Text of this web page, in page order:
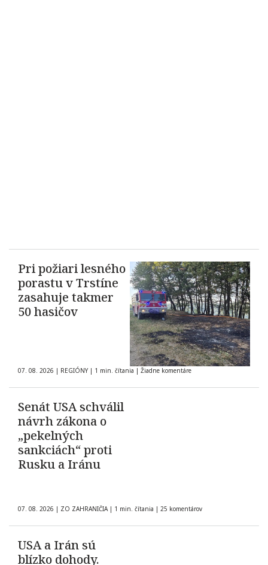
Pri požiari lesného
porastu v Trstíne
zasahuje takmer
50 hasičov
07. 08. 2026 | REGIÓNY | 1 min. čítania | Žiadne komentáre
Senát USA schválil
návrh zákona o
„pekelných
sankciách“ proti
Rusku a Iránu
07. 08. 2026 | ZO ZAHRANIČIA | 1 min. čítania | 25 komentárov
USA a Irán sú
blízko dohody.